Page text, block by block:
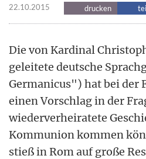
22.10.2015 drucken
Die von Kardinal
geleitete deutsche
Germanicus") hat bei der
einen Vorschlag in der
wiederverheiratete
Kommunion kommen
stieß in Rom auf große